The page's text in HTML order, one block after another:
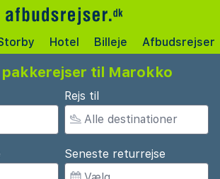
Hotel Billeje Afbudsrejser
til Marokko
Rejs til
Seneste returrejse